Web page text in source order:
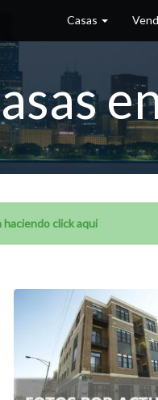
Casas
haciendo click aqui